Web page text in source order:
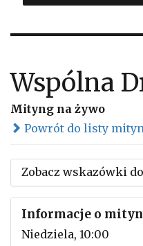
Wspólna
Mityng na żywo
Powrót do listy
Zobacz wskazówki
Informacje o
Niedziela, 10:00